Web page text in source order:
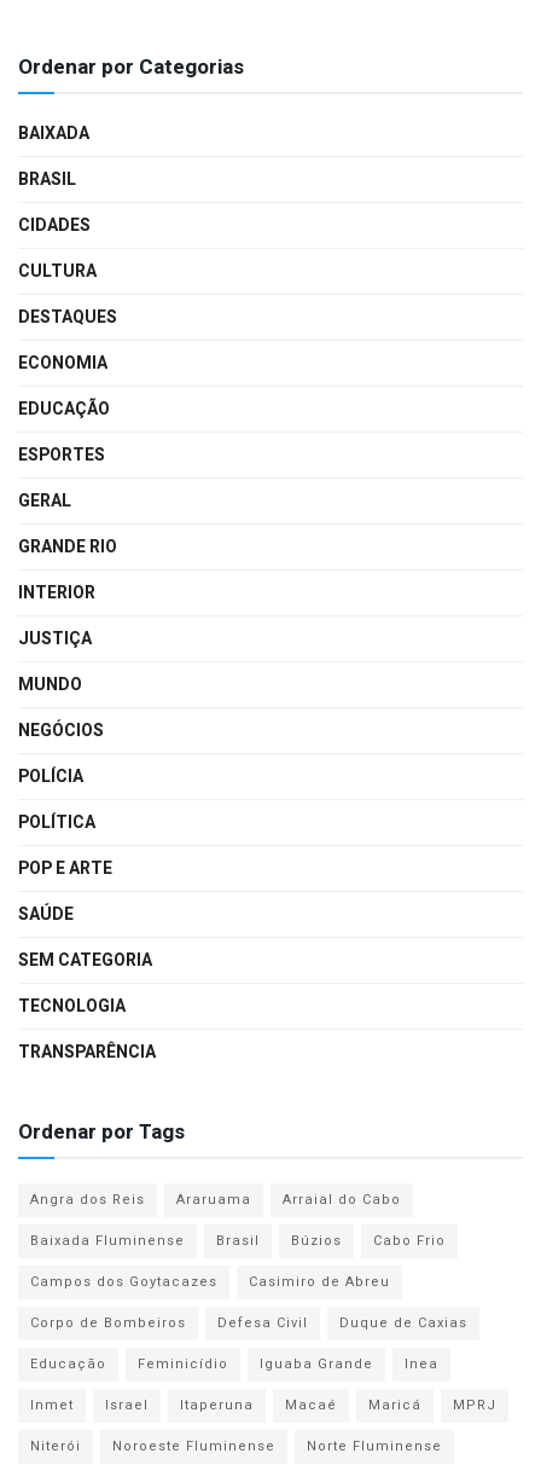
Ordenar por Categorias
BAIXADA
BRASIL
CIDADES
CULTURA
DESTAQUES
ECONOMIA
EDUCAÇÃO
ESPORTES
GERAL
GRANDE RIO
INTERIOR
JUSTIÇA
MUNDO
NEGÓCIOS
POLÍCIA
POLÍTICA
POP E ARTE
SAÚDE
SEM CATEGORIA
TECNOLOGIA
TRANSPARÊNCIA
Ordenar por Tags
Angra dos Reis Araruama
Arraial do Cabo
Baixada Fluminense
Brasil Búzios
Cabo Frio
Campos dos Goytacazes
Casimiro de Abreu
Corpo de Bombeiros
Defesa Civil
Duque de Caxias
Educação
Feminicídio Iguaba Grande
Inea
Inmet
Israel Itaperuna Macaé Maricá
MPRJ
Niterói
Noroeste Fluminense
Norte Fluminense